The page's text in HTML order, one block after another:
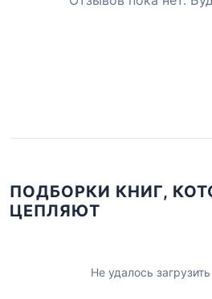
ПОДБОРКИ КНИГ,
ЦЕПЛЯЮТ
Не удалось